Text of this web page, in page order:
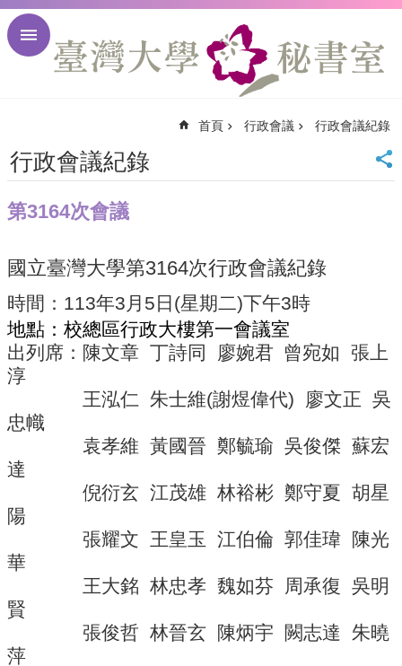
跳到主要內容區塊
首
頁
大
臺
大
校
訊
English
導
覽
於
書
服
首頁 行政會議 行政會議紀錄
行政會議紀錄
第3164次會議
國立臺灣大學第3164次行政會議紀錄
時間： 113年3月 5 日 (星期二)下午3時
地點：校總區行政大樓第一會議室
出列席：陳文章 丁詩同 廖婉君 曾宛如 張上
淳
王泓仁 朱士維(謝煜偉代) 廖文正 吳
忠幟
袁孝維 黃國晉 鄭毓瑜 吳俊傑 蘇宏
達
倪衍玄 江茂雄 林裕彬 鄭守夏 胡星
陽
張耀文 王皇玉 江伯倫 郭佳瑋 陳光
華
王大銘 林忠孝 魏如芬 周承復 吳明
賢
張俊哲 林晉玄 陳炳宇 闕志達
朱曉
萍